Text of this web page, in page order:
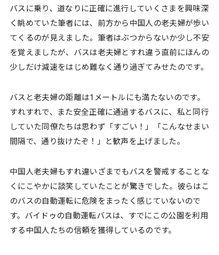
バスに乗り、道なりに正確に進行していくさまを興味深
く眺めていた筆者には、前方から中国人の老夫婦が歩い
てくるのが見えました。筆者はぶつからないか少し不安
を覚えましたが、バスは老夫婦とすれ違う直前にほんの
少しだけ減速をはじめ難なく通り過ぎてみせたのです。
バスと老夫婦の距離は1メートルにも満たないのです。
すれすれで、また安全正確に通過するバスに、私と同行
していた同僚たちは思わず「すごい！」「こんなせまい
間隔で、通り抜けたぞ！」と歓声を上げました。
中国人老夫婦もすれ違いざまでもバスを警戒することな
くにこやかに談笑していたことが驚きでした。彼らはこ
のバスの自動運転に危険をまったく感じていないので
す。バイドゥの自動運転バスは、すでにこの公園を利用
する中国人たちの信頼を獲得しているのです。